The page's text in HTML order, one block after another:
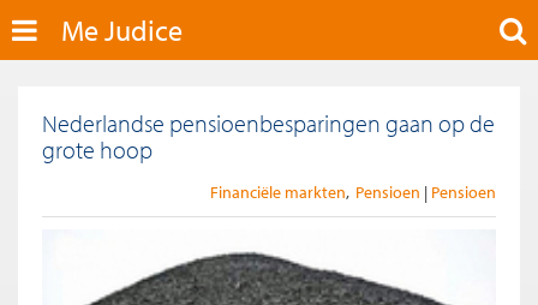
Me Judice
Nederlandse pensioenbesparingen gaan op de
grote hoop
Financiële markten Pensioen Pensioen